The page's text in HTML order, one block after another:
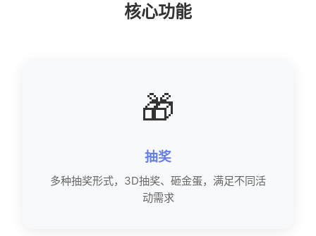
核心功能
🎁
抽奖
多种抽奖形式，3D抽奖、砸金蛋，满足不同活
动需求